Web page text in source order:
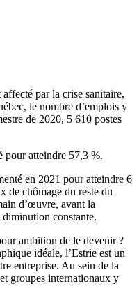
par la crise sanitaire,
le nombre d’emplois y
de 2020, 5 610 postes
pour atteindre 57,3 %.
en 2021 pour atteindre 6
de chômage du reste du
d’œuvre, avant la
constante.
ambition de le devenir ?
idéale, l’Estrie est un
entreprise. Au sein de la
groupes internationaux y